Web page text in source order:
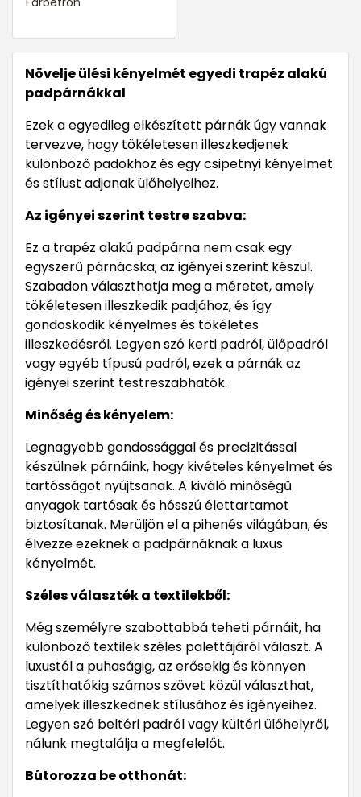
Növelje ülési kényelmét egyedi trapéz alakú
padpárnákkal
Ezek a egyedileg elkészített párnák úgy vannak
tervezve, hogy tökéletesen illeszkedjenek
különböző padokhoz és egy csipetnyi kényelmet
és stílust adjanak ülőhelyeihez.
Az igényei szerint testre szabva:
Ez a trapéz alakú padpárna nem csak egy
egyszerű párnácska; az igényei szerint készül.
Szabadon választhatja meg a méretet, amely
tökéletesen illeszkedik padjához, és így
gondoskodik kényelmes és tökéletes
illeszkedésről. Legyen szó kerti padról, ülőpadról
vagy egyéb típusú padról, ezek a párnák az
igényei szerint testreszabhatók.
Minőség és kényelem:
Legnagyobb gondossággal és precizitással
készülnek párnáink, hogy kivételes kényelmet és
tartósságot nyújtsanak. A kiváló minőségű
anyagok tartósak és hósszú élettartamot
biztosítanak. Merüljön el a pihenés világában, és
élvezze ezeknek a padpárnáknak a luxus
kényelmét.
Széles választék a textilekből:
Még személyre szabottabbá teheti párnáit, ha
különböző textilek széles palettájáról választ. A
luxustól a puhaságig, az erősekig és könnyen
tisztíthatókig számos szövet közül választhat,
amelyek illeszkednek stílusához és igényeihez.
Legyen szó beltéri padról vagy kültéri ülőhelyről,
nálunk megtalálja a megfelelőt.
Bútorozza be otthonát: